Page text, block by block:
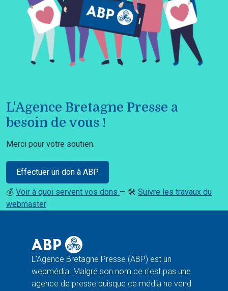
L'Agence Bretagne Presse a
besoin de vous !
Merci pour votre soutien.
Effectuer un don à ABP
💰 Voir à quoi servent vos dons — 🛠️ Suivre les travaux du
webmaster
L'Agence Bretagne Presse (ABP) est un
webmédia. Malgré son nom ce n'est pas une
agence de presse puisque ce média ne vend